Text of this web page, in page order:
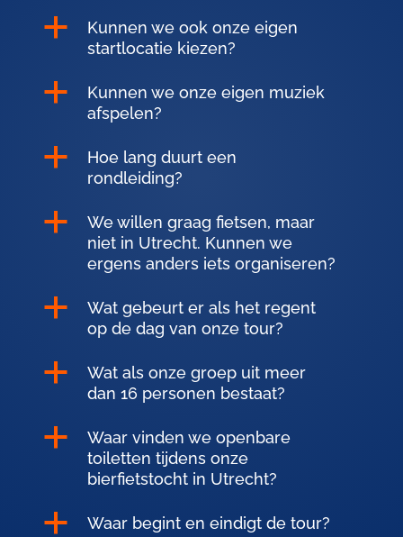
a
Kunnen we ook onze eigen
startlocatie kiezen?
a
Kunnen we onze eigen muziek
afspelen?
a
Hoe lang duurt een
rondleiding?
a
We willen graag fietsen, maar
niet in Utrecht. Kunnen we
ergens anders iets organiseren?
a
Wat gebeurt er als het regent
op de dag van onze tour?
a
Wat als onze groep uit meer
dan 16 personen bestaat?
a
Waar vinden we openbare
toiletten tijdens onze
bierfietstocht in Utrecht?
a Waar begint en eindigt de tour?